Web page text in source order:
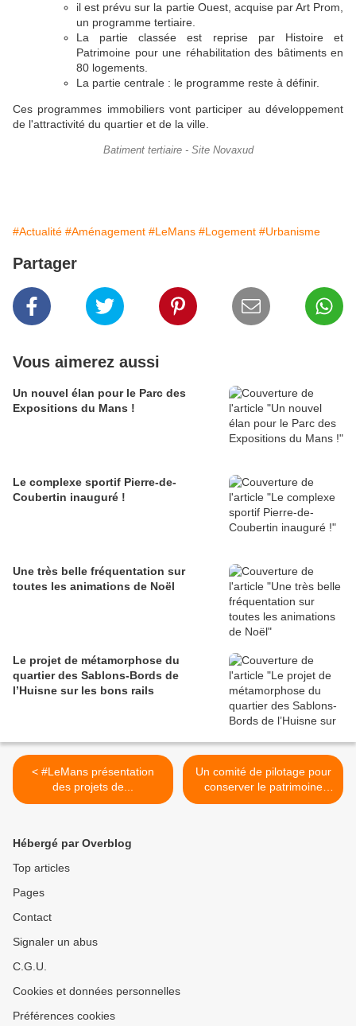
il est prévu sur la partie Ouest, acquise par Art Prom,
un programme tertiaire.
La partie classée est reprise par Histoire et
Patrimoine pour une réhabilitation des bâtiments en
80 logements.
La partie centrale : le programme reste à définir.
Ces programmes immobiliers vont participer au développement
de l'attractivité du quartier et de la ville.
Batiment tertiaire - Site Novaxud
#Actualité #Aménagement #LeMans #Logement #Urbanisme
Partager
Vous aimerez aussi
Un nouvel élan pour le Parc des
Expositions du Mans !
Le complexe sportif Pierre-de-
Coubertin inauguré !
Une très belle fréquentation sur
toutes les animations de Noël
Le projet de métamorphose du
quartier des Sablons-Bords de
l’Huisne sur les bons rails
< #LeMans présentation
des projets de...
Un comité de pilotage pour
conserver le patrimoine
funéraire >
Hébergé par Overblog
Top articles
Pages
Contact
Signaler un abus
C.G.U.
Cookies et données personnelles
Préférences cookies